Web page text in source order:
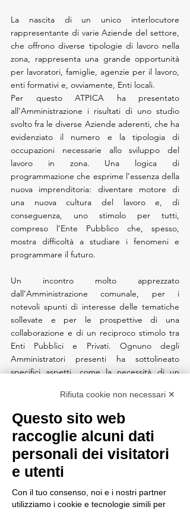
La nascita di un unico interlocutore
rappresentante di varie Aziende del settore,
che offrono diverse tipologie di lavoro nella
zona, rappresenta una grande opportunità
per lavoratori, famiglie, agenzie per il lavoro,
enti formativi e, ovviamente, Enti locali.
Per questo ATPICA ha presentato
all’Amministrazione i risultati di uno studio
svolto fra le diverse Aziende aderenti, che ha
evidenziato il numero e la tipologia di
occupazioni necessarie allo sviluppo del
lavoro in zona. Una logica di
programmazione che esprime l’essenza della
nuova imprenditoria: diventare motore di
una nuova cultura del lavoro e, di
conseguenza, uno stimolo per tutti,
compreso l’Ente Pubblico che, spesso,
mostra difficoltà a studiare i fenomeni e
programmare il futuro.
Un incontro molto apprezzato
dall’Amministrazione comunale, per i
notevoli spunti di interesse delle tematiche
sollevate e per le prospettive di una
collaborazione e di un reciproco stimolo tra
Enti Pubblici e Privati. Ognuno degli
Amministratori presenti ha sottolineato
specifici aspetti, come la necessità di un
idee per concretizzare nella scuola le
esigenze delle Aziende, il valore intrinseco
del dialogo e dell’associarsi, che può
generare percorsi innovativi e inimmaginabili.
ATPICA esprime concretamente il valore
dell’associarsi tra le varie Aziende: la
collaborazione col Comune diventa il primo
passo per sviluppare ulteriori progetti che
diano al nostro Territorio un’immagine
Rifiuta cookie non necessari ✕
Questo sito web
raccoglie alcuni dati
personali dei visitatori
e utenti
Con il tuo consenso, noi e i nostri partner
utilizziamo i cookie e tecnologie simili per